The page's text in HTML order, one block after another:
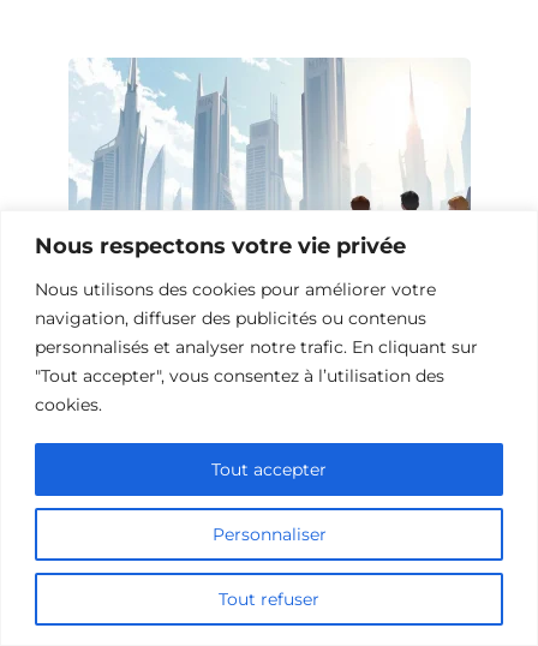
Nous respectons votre vie privée
Nous utilisons des cookies pour améliorer votre
navigation, diffuser des publicités ou contenus
personnalisés et analyser notre trafic. En cliquant sur
"Tout accepter", vous consentez à l’utilisation des
cookies.
Personnaliser
Tout refuser
Tout accepter
Films de science-fiction sur l’espoir
Ajouter un commentaire